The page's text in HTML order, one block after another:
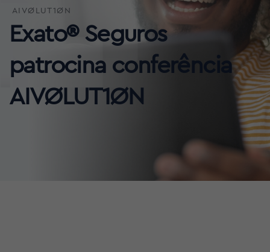
AIVØLUT1ØN
Exato® Seguros
patrocina conferência
AIVØLUT1ØN